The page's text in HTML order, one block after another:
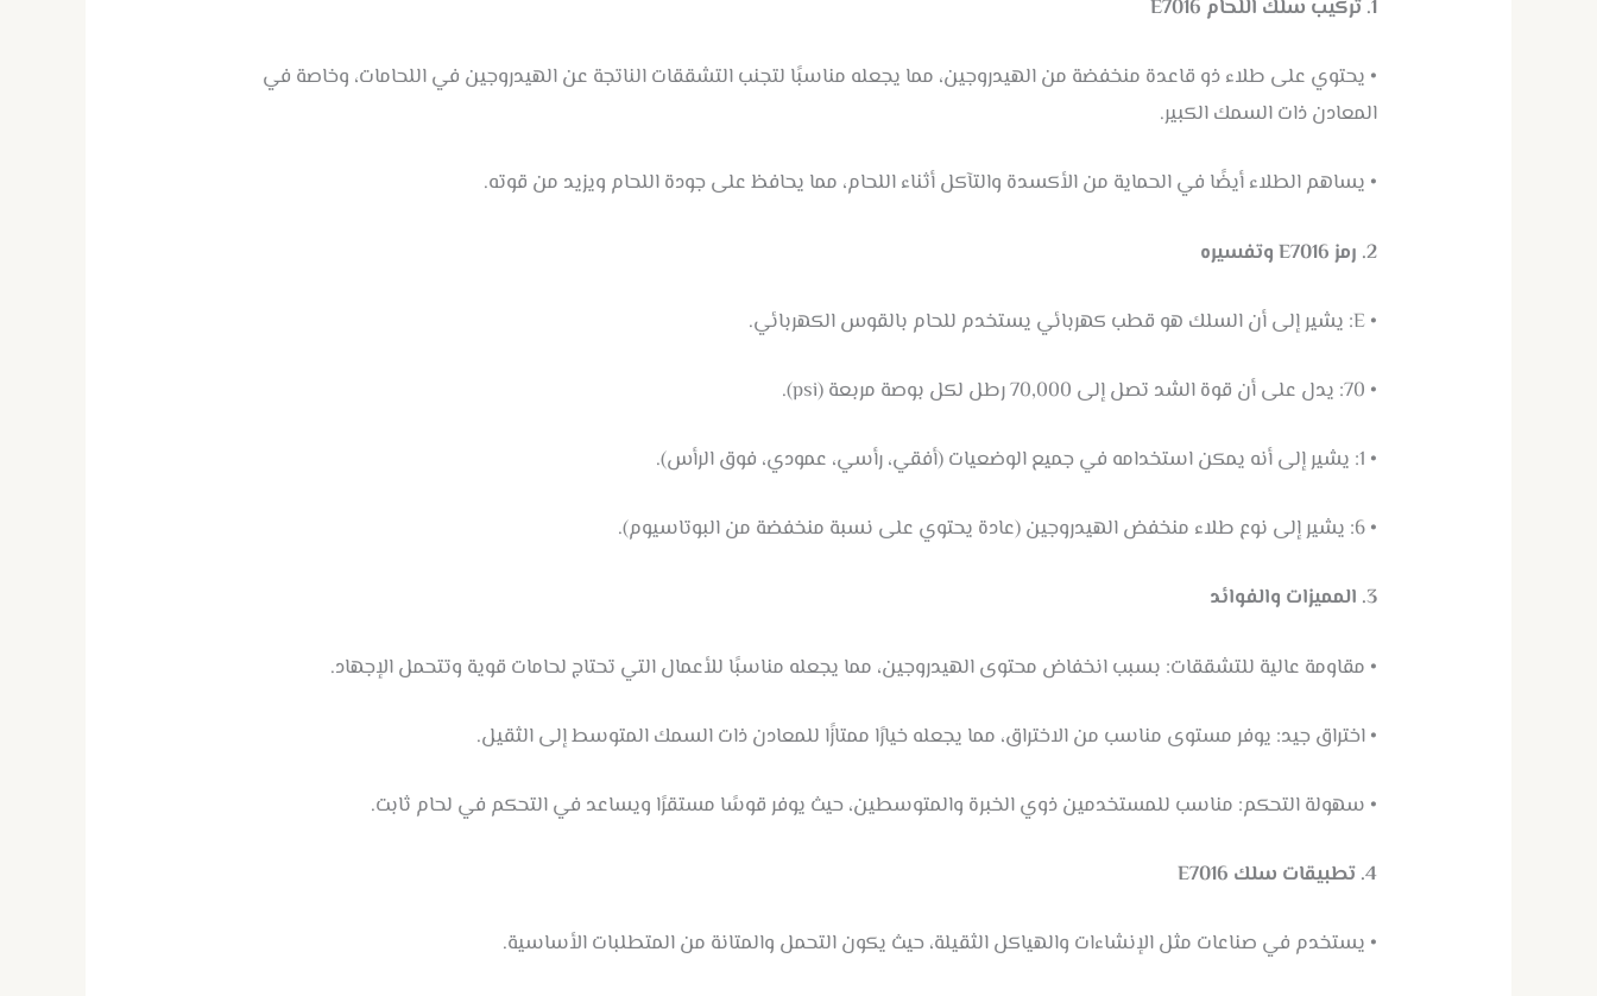
1. تركيب سلك اللحام E7016
• يحتوي على طلاء ذو قاعدة منخفضة من الهيدروجين، مما يجعله مناسبًا لتجنب التشققات الناتجة عن الهيدروجين في اللحامات، وخاصة في
المعادن ذات السمك الكبير.
• يساهم الطلاء أيضًا في الحماية من الأكسدة والتآكل أثناء اللحام، مما يحافظ على جودة اللحام ويزيد من قوته.
2. رمز E7016 وتفسيره
• E: يشير إلى أن السلك هو قطب كهربائي يستخدم للحام بالقوس الكهربائي.
• 70: يدل على أن قوة الشد تصل إلى 70,000 رطل لكل بوصة مربعة (psi).
• 1: يشير إلى أنه يمكن استخدامه في جميع الوضعيات (أفقي، رأسي، عمودي، فوق الرأس).
• 6: يشير إلى نوع طلاء منخفض الهيدروجين (عادة يحتوي على نسبة منخفضة من البوتاسيوم).
3. المميزات والفوائد
• مقاومة عالية للتشققات: بسبب انخفاض محتوى الهيدروجين، مما يجعله مناسبًا للأعمال التي تحتاج لحامات قوية وتتحمل الإجهاد.
• اختراق جيد: يوفر مستوى مناسب من الاختراق، مما يجعله خيارًا ممتازًا للمعادن ذات السمك المتوسط إلى الثقيل.
• سهولة التحكم: مناسب للمستخدمين ذوي الخبرة والمتوسطين، حيث يوفر قوسًا مستقرًا ويساعد في التحكم في لحام ثابت.
4. تطبيقات سلك E7016
• يستخدم في صناعات مثل الإنشاءات والهياكل الثقيلة، حيث يكون التحمل والمتانة من المتطلبات الأساسية.